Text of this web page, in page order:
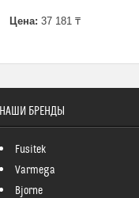
Цена: 37 181 ₸
НАШИ БРЕНДЫ
Fusitek
Varmega
Bjorne